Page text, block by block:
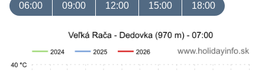
06:00 09:00 12:00 15:00 18:00